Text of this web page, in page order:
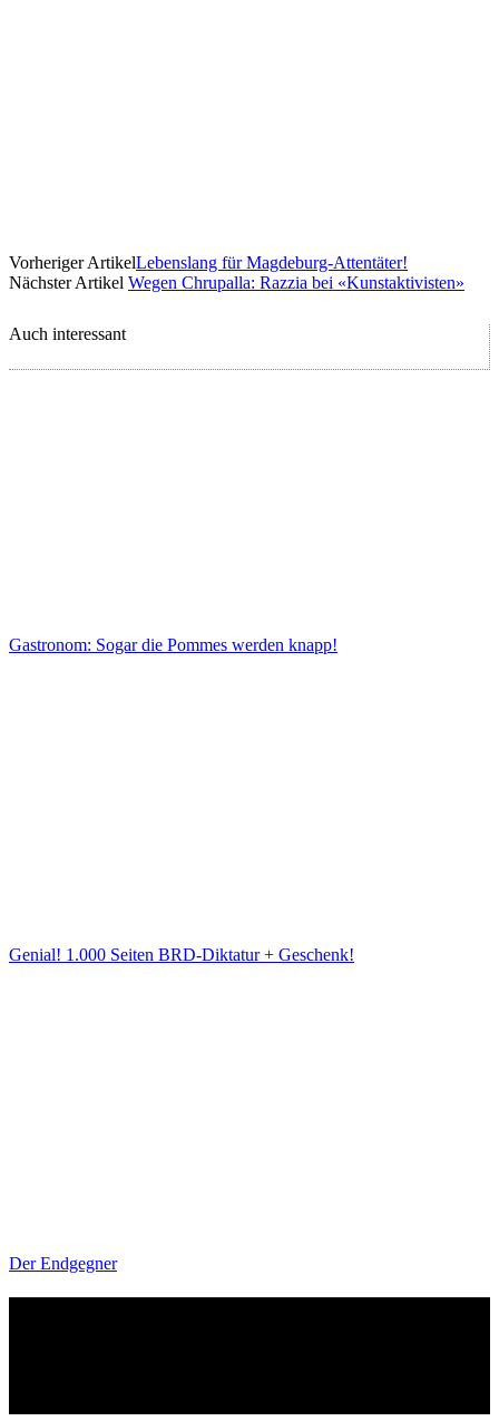
Vorheriger ArtikelLebenslang für Magdeburg-Attentäter!
Nächster Artikel Wegen Chrupalla: Razzia bei «Kunstaktivisten»
Auch interessant
Gastronom: Sogar die Pommes werden knapp!
Genial! 1.000 Seiten BRD-Diktatur + Geschenk!
Der Endgegner